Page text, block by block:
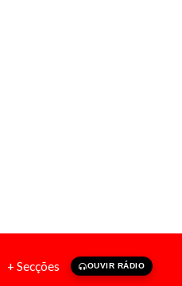
+ Secções OUVIR RÁDIO